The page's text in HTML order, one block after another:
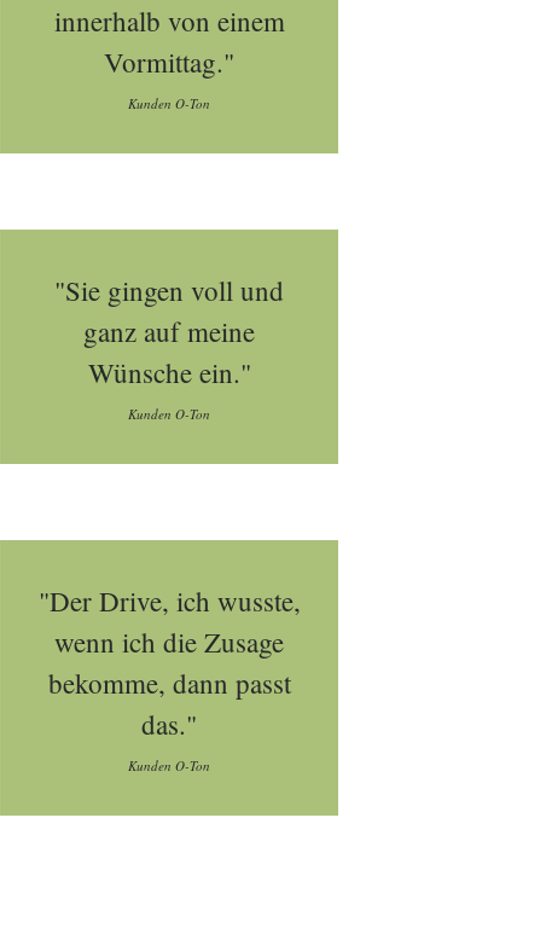
innerhalb von einem
Vormittag."
Kunden O-Ton
"Sie gingen voll und
ganz auf meine
Wünsche ein."
Kunden O-Ton
"Der Drive, ich wusste,
wenn ich die Zusage
bekomme, dann passt
das."
Kunden O-Ton